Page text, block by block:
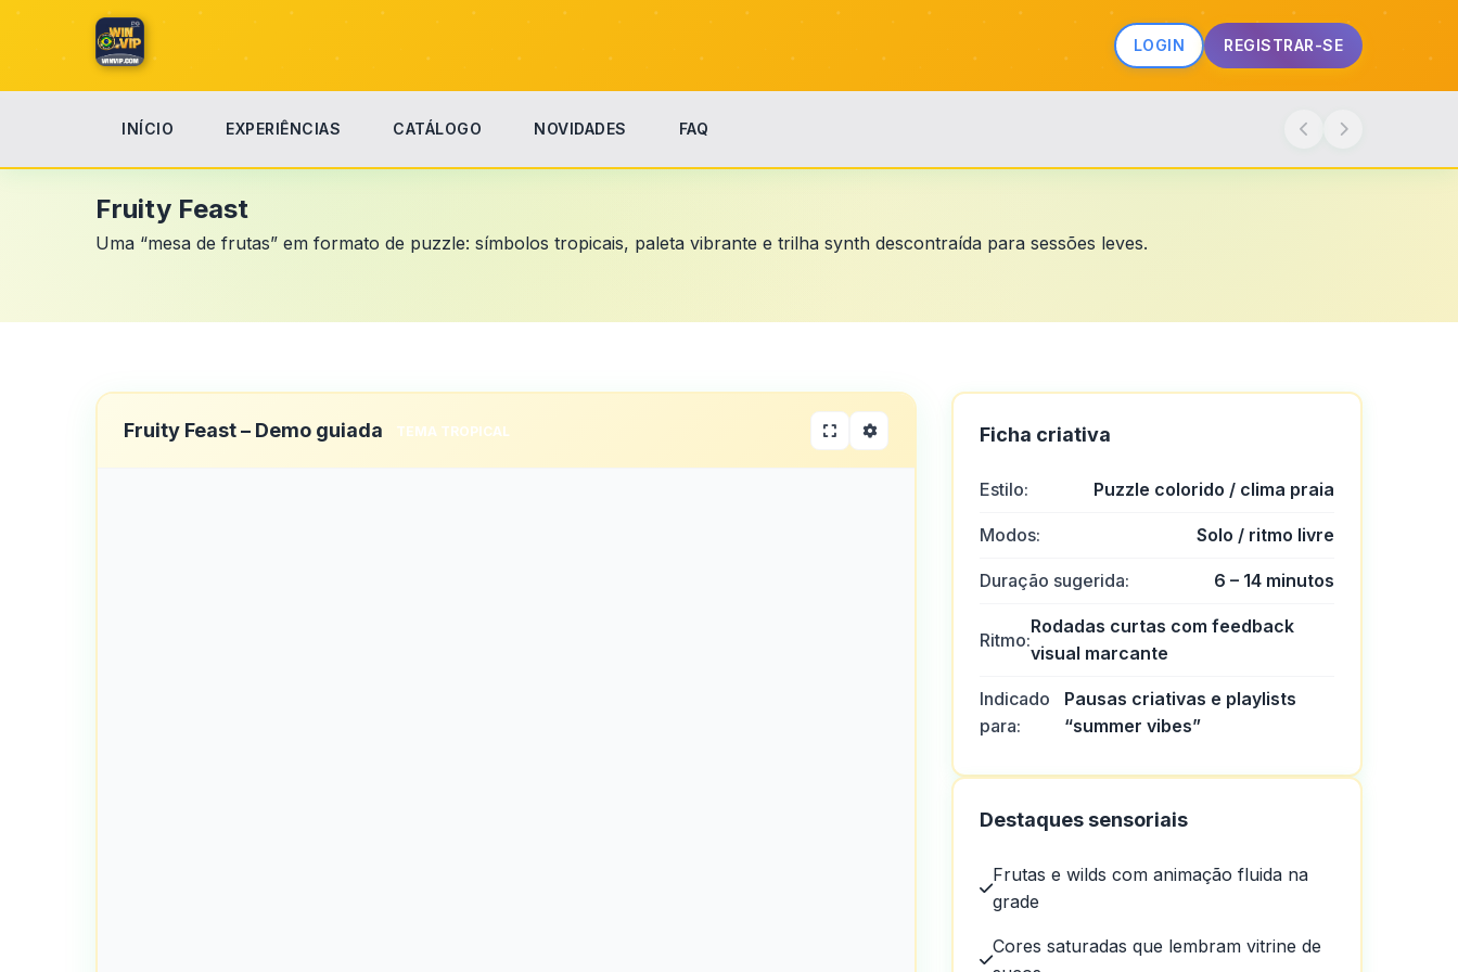
LOGIN REGISTRAR-SE
INÍCIO EXPERIÊNCIAS CATÁLOGO NOVIDADES FAQ
Fruity Feast
Uma “mesa de frutas” em formato de puzzle: símbolos tropicais, paleta vibrante e trilha synth descontraída para sessões leves.
Fruity Feast – Demo guiada TEMA TROPICAL Ficha criativa
Estilo: Puzzle colorido / clima praia
Modos: Solo / ritmo livre
Duração sugerida: 6 – 14 minutos
Ritmo:
Rodadas curtas com feedback
visual marcante
Indicado
para:
Pausas criativas e playlists
“summer vibes”
Destaques sensoriais
Frutas e wilds com animação fluida na
grade
Cores saturadas que lembram vitrine de